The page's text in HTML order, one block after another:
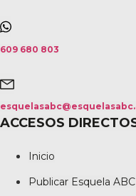
609 680 803
ACCESOS
Inicio
Publicar Esquela ABC